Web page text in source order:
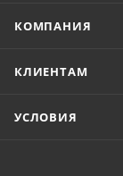
КОМПАНИЯ
КЛИЕНТАМ
УСЛОВИЯ